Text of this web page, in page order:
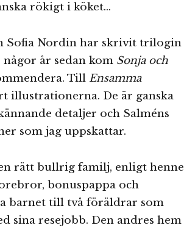
rökigt i köket…
Sofia Nordin har skrivit trilogin
år sedan kom Sonja och
Till Ensamma
illustrationerna. De är ganska
detaljer och Salméns
som jag uppskattar.
rätt bullrig familj, enligt henne
bonuspappa och
barnet till två föräldrar som
sina resejobb. Den andres hem